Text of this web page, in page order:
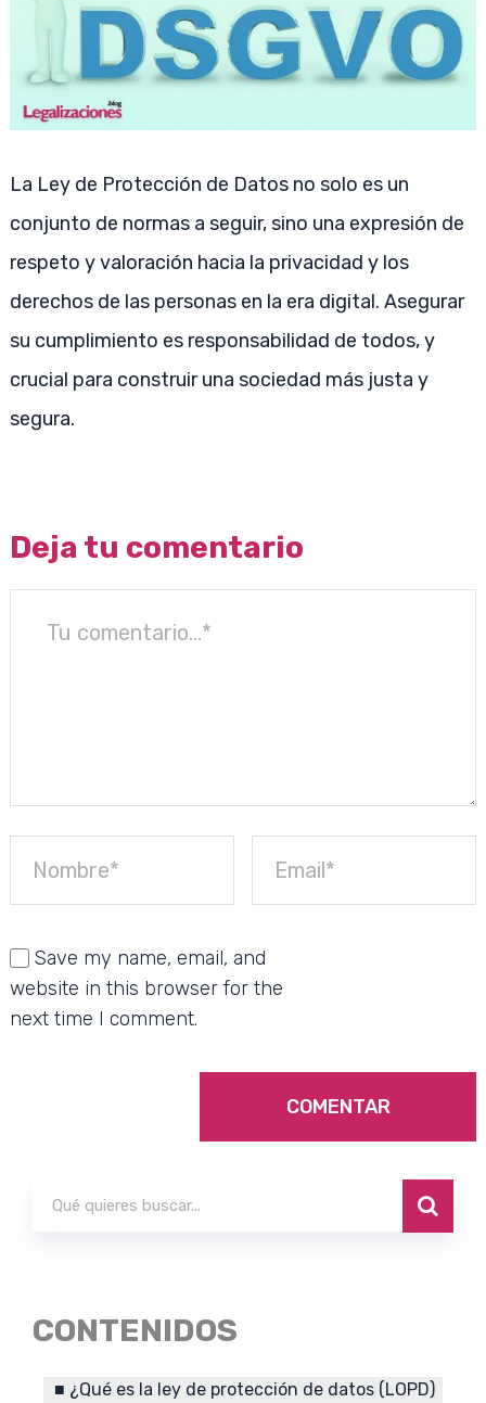
La Ley de Protección de Datos no solo es un
conjunto de normas a seguir, sino una expresión de
respeto y valoración hacia la privacidad y los
derechos de las personas en la era digital. Asegurar
su cumplimiento es responsabilidad de todos, y
crucial para construir una sociedad más justa y
segura.
Deja tu comentario
Save my name, email, and
website in this browser for the
next time I comment.
CONTENIDOS
¿Qué es la ley de protección de datos (LOPD)